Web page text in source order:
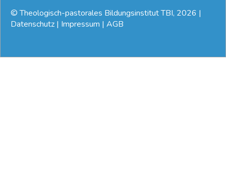
©Theologisch-pastorales Bildungsinstitut TBI, 2026 |
Datenschutz | Impressum | AGB